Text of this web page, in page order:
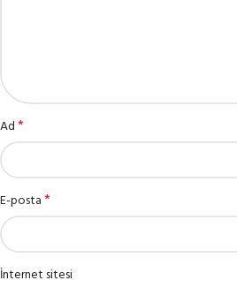
Ad*
E-posta*
İnternet sitesi